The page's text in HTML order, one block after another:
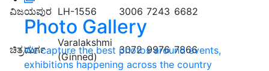
Photo Gallery
We capture the best photos around events,
exhibitions happening across the country
ವಿಜಯಪುರ LH-1556 3006 7243 6682
ಚಿತ್ರದುರ್ಗ
Varalakshmi
(Ginned)
3072 9976 7866